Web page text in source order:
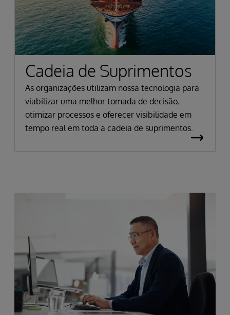
Cadeia de Suprimentos
As organizações utilizam nossa tecnologia para
viabilizar uma melhor tomada de decisão,
otimizar processos e oferecer visibilidade em
tempo real em toda a cadeia de suprimentos.